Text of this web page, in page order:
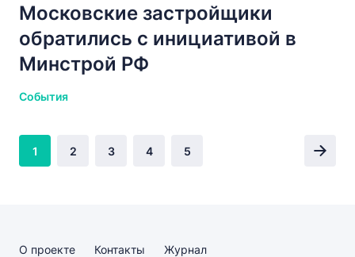
Московские застройщики
обратились с инициативой в
Минстрой РФ
События
1 2 3 4 5
О проекте Контакты Журнал